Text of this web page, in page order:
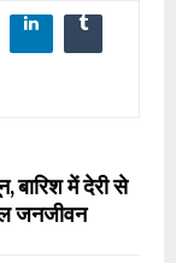
में देरी से
जनजीवन